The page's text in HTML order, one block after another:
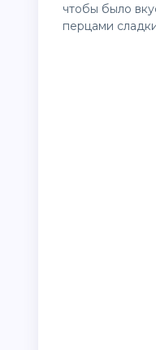
чтобы было
перцами